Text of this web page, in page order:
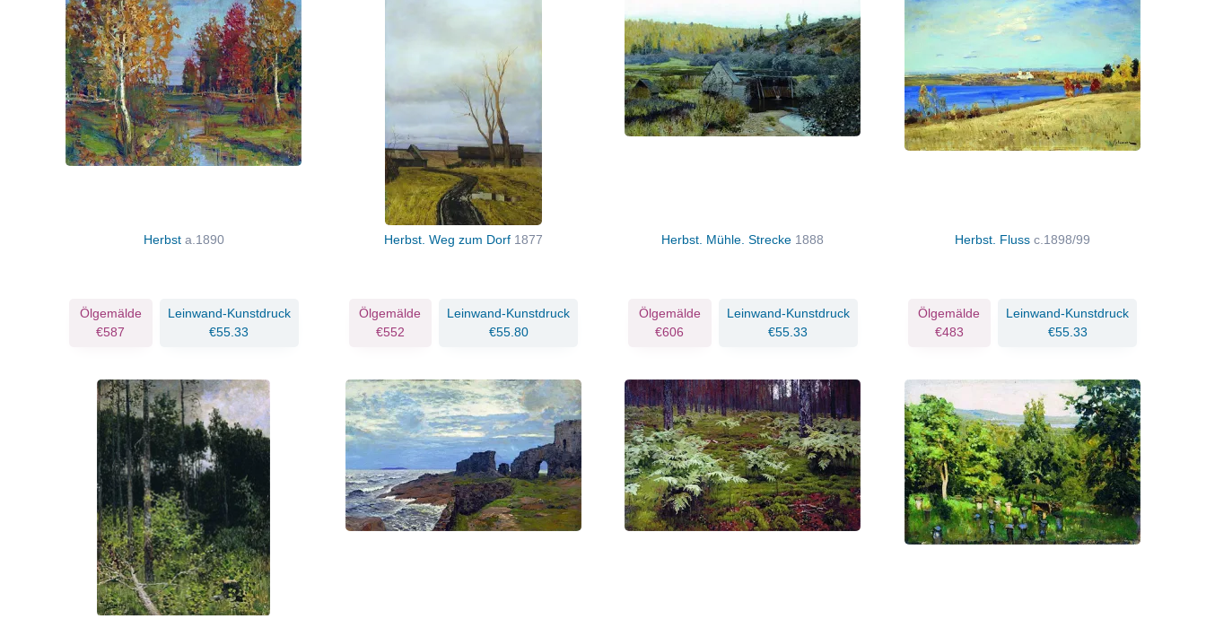
Herbst a.1890
Ölgemälde
€587
Leinwand-Kunstdruck
€55.33
Herbst. Weg zum Dorf 1877
Ölgemälde
€552
Leinwand-Kunstdruck
€55.80
Herbst. Mühle. Strecke 1888
Ölgemälde
€606
Leinwand-Kunstdruck
€55.33
Herbst. Fluss c.1898/99
Ölgemälde
€483
Leinwand-Kunstdruck
€55.33